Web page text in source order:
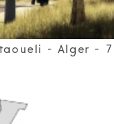
- Alger -